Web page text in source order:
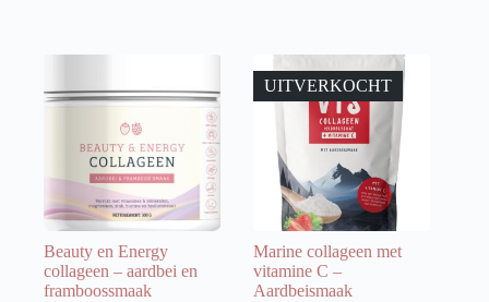
Beauty en Energy
collageen – aardbei en
framboossmaak
UITVERKOCHT
Marine collageen met
vitamine C –
Aardbeismaak